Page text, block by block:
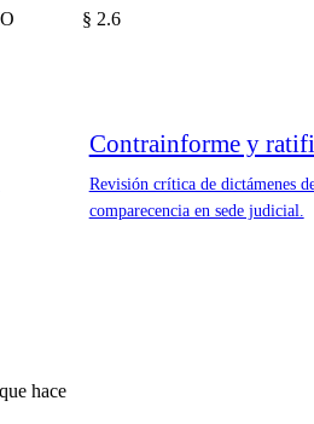
§ 2.6
Contrainforme y
Revisión crítica de dictámenes
comparecencia en sede judicial.
hace